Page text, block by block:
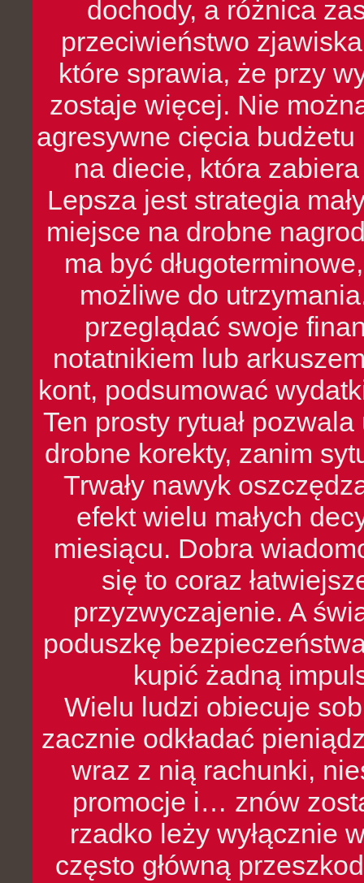
dochody, a różnica
przeciwieństwo
które sprawia, że przy
zostaje więcej. Nie
agresywne cięcia
na diecie, która
Lepsza jest strategia
miejsce na drobne
ma być
możliwe do
przeglądać swoje
notatnikiem lub
kont, podsumować
Ten prosty rytuał
drobne korekty, zanim
Trwały nawyk
efekt wielu małych
miesiącu. Dobra
się to coraz
przyzwyczajenie. A
poduszkę
kupić żadną
Wielu ludzi obiecuje
zacznie odkładać
wraz z nią rachunki,
promocje i… znów
rzadko leży wyłącznie
często główną